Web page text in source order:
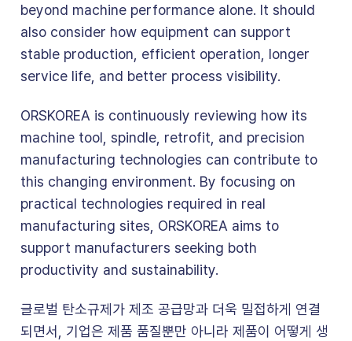
beyond machine performance alone. It should
also consider how equipment can support
stable production, efficient operation, longer
service life, and better process visibility.
ORSKOREA is continuously reviewing how its
machine tool, spindle, retrofit, and precision
manufacturing technologies can contribute to
this changing environment. By focusing on
practical technologies required in real
manufacturing sites, ORSKOREA aims to
support manufacturers seeking both
productivity and sustainability.
글로벌 탄소규제가 제조 공급망과 더욱 밀접하게 연결
되면서, 기업은 제품 품질뿐만 아니라 제품이 어떻게 생